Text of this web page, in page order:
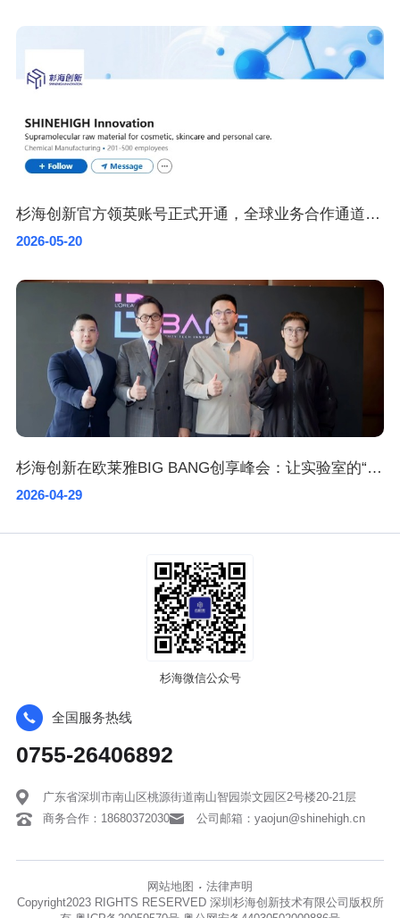
杉海创新官方领英账号正式开通，全球业务合作通道加速开启
2026-05-20
杉海创新在欧莱雅BIG BANG创享峰会：让实验室的“不可能”成为全球消费者的卓越产品
2026-04-29
杉海微信公众号
全国服务热线
0755-26406892
广东省深圳市南山区桃源街道南山智园崇文园区2号楼20-21层
商务合作：18680372030
公司邮箱：yaojun@shinehigh.cn
网站地图 · 法律声明
Copyright2023 RIGHTS RESERVED 深圳杉海创新技术有限公司版权所